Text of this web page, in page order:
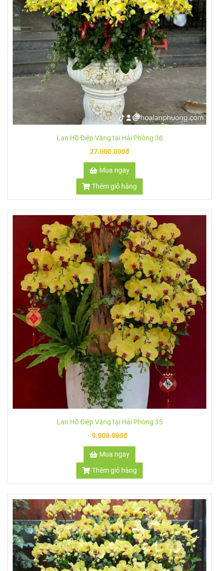
Lan Hồ Điệp Vàng tại Hải Phòng 36
27.000.000đ
Mua ngay
Thêm giỏ hàng
Lan Hồ Điệp Vàng tại Hải Phòng 35
9.000.000đ
Mua ngay
Thêm giỏ hàng